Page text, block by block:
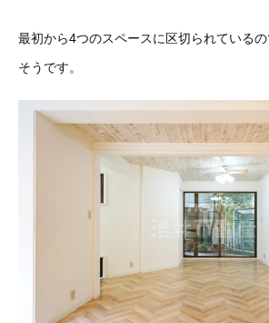
最初から4つのスペースに区切られている
そうです。